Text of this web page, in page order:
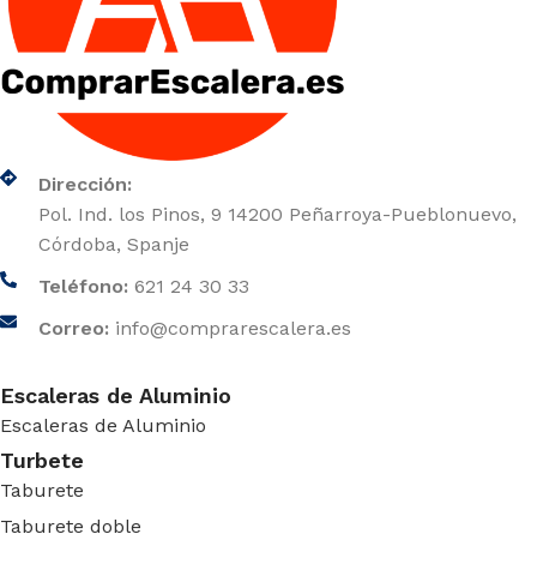
Dirección:
Pol. Ind. los Pinos, 9 14200 Peñarroya-Pueblonuevo,
Córdoba, Spanje
Teléfono: 621 24 30 33
Correo: info@comprarescalera.es
Escaleras de Aluminio
Escaleras de Aluminio
Turbete
Taburete
Taburete doble